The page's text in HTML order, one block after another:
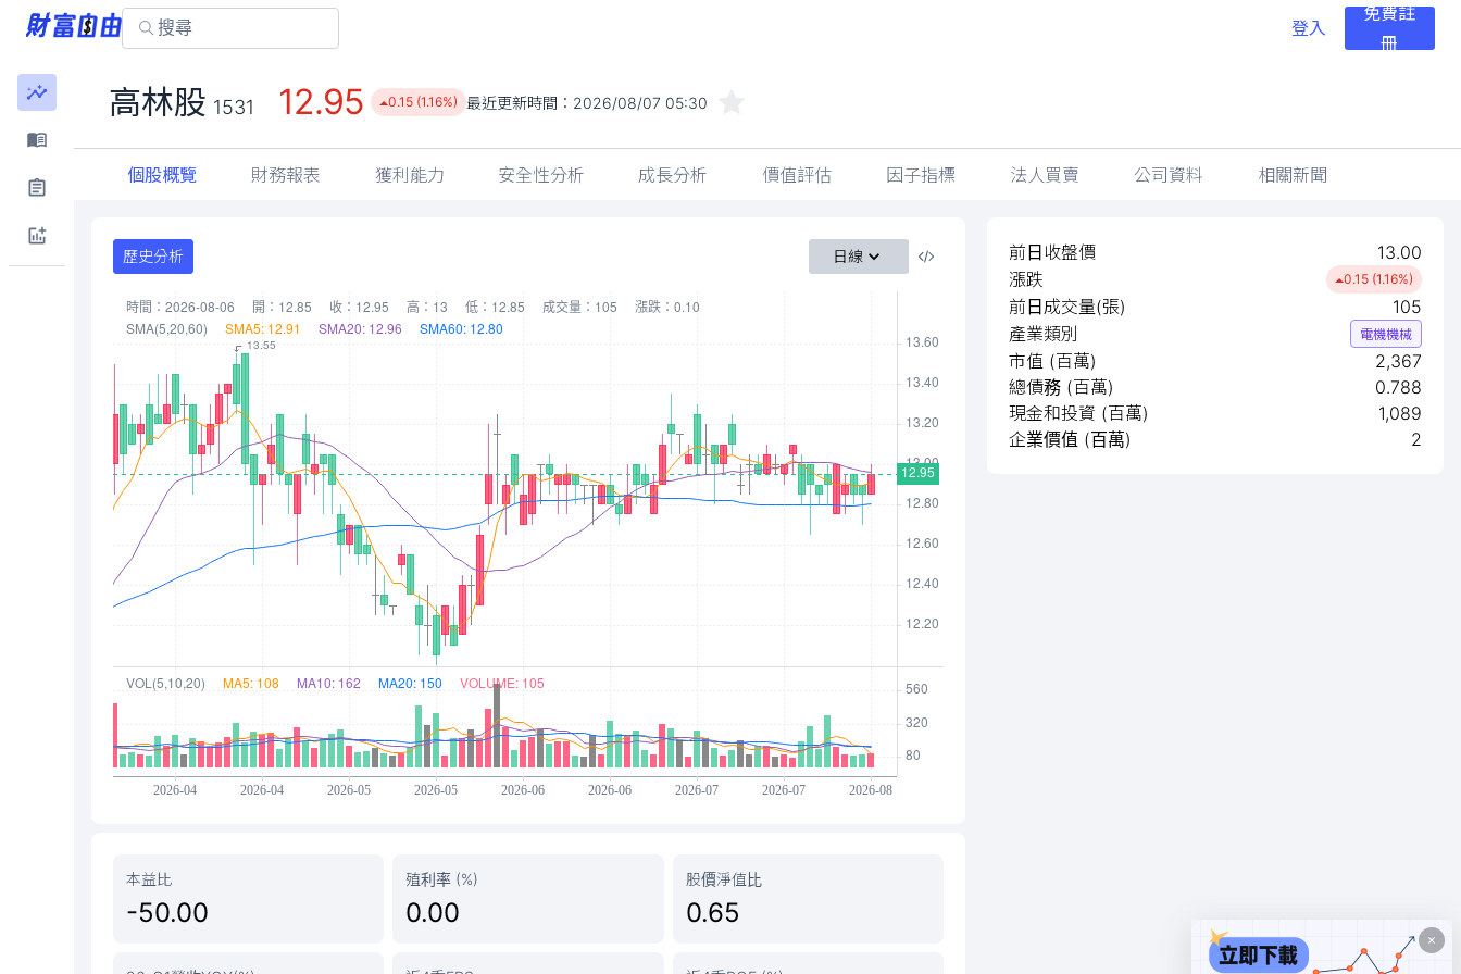
登入
免費註
冊
高林股 1531 12.95 0.15 (1.16%) 最近更新時間： 2026/08/07 05:30
個股概覽 財務報表 獲利能力 安全性分析 成長分析 價值評估 因子指標 法人買賣 公司資料 相關新聞
歷史分析 日線
本益比
-50.00
殖利率 (%)
0.00
股價淨值比
0.65
前日收盤價
13.00
漲跌
0.15 (1.16%)
前日成交量(張)
105
產業類別
電機機械
市值 (百萬)
2,367
總債務 (百萬)
0.788
現金和投資 (百萬)
1,089
企業價值 (百萬)
2